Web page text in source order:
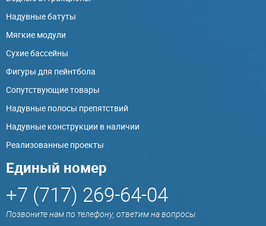
Надувные батуты
Мягкие модули
Сухие бассейны
Фигуры для пейнтбола
Сопутствующие товары
Надувные полосы препятствий
Надувные конструкции в наличии
Реализованные проекты
Единый номер
+7 (717) 269-64-04
Позвоните нам по телефону, ответим на вопросы